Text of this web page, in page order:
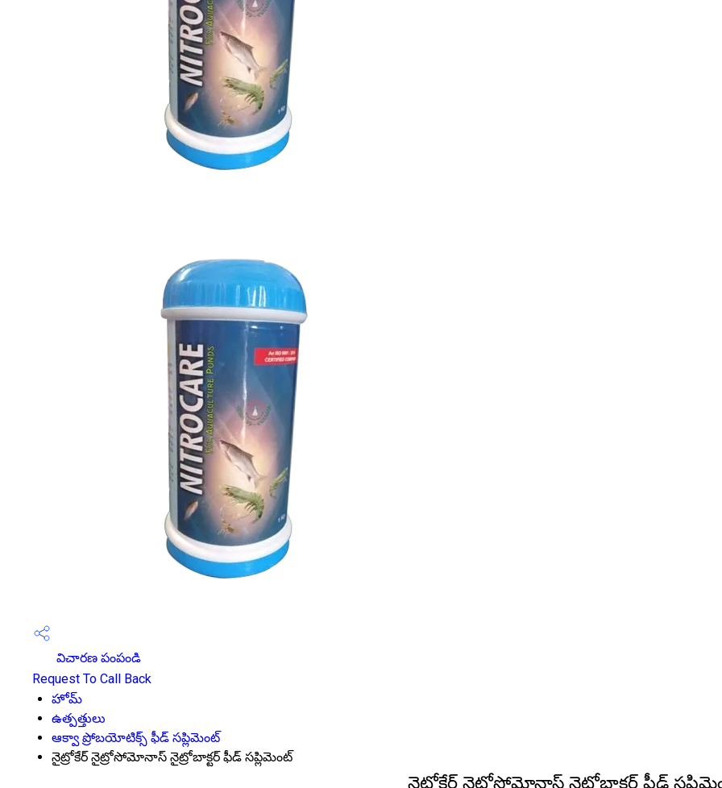
విచారణ పంపండి
Request To Call Back
హోమ్
ఉత్పత్తులు
ఆక్వా ప్రోబయోటిక్స్ ఫీడ్ సప్లిమెంట్
నైట్రోకేర్ నైట్రోసోమోనాస్ నైట్రోబాక్టర్ ఫీడ్ సప్లిమెంట్
నైట్రోకేర్ నైట్రోసోమోనాస్ నైట్రోబాక్టర్ ఫీడ్